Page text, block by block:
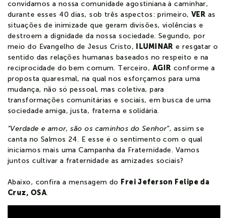
convidamos a nossa comunidade agostiniana à caminhar,
durante esses 40 dias, sob três aspectos: primeiro, VER as
situações de inimizade que geram divisões, violências e
destroem a dignidade da nossa sociedade. Segundo, por
meio do Evangelho de Jesus Cristo,
ILUMINAR e resgatar o
sentido das relações humanas baseados no respeito e na
reciprocidade do bem comum. Terceiro, AGIR conforme a
proposta quaresmal, na qual nos esforçamos para uma
mudança, não só pessoal, mas coletiva, para
transformações comunitárias e sociais, em busca de uma
sociedade amiga, justa, fraterna e solidária.
“Verdade e amor, são os caminhos do Senhor”, assim se
canta no Salmos 24. E esse é o sentimento com o qual
iniciamos mais uma Campanha da Fraternidade. Vamos
juntos cultivar a fraternidade as amizades sociais?
Abaixo, confira a mensagem do Frei Jeferson Felipe da
Cruz, OSA.